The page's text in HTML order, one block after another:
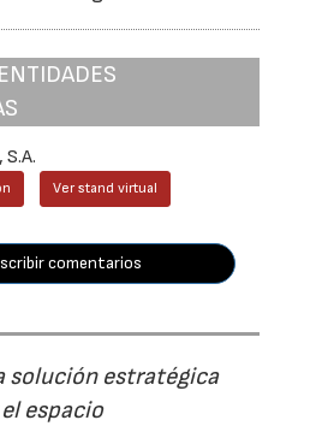
Ver stand virtual
comentarios
solución estratégica
espacio